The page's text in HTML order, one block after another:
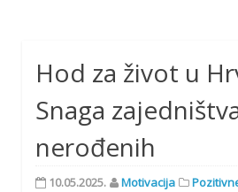
Hod za život u
Snaga
nerođenih
10.05.2025. Motivacija